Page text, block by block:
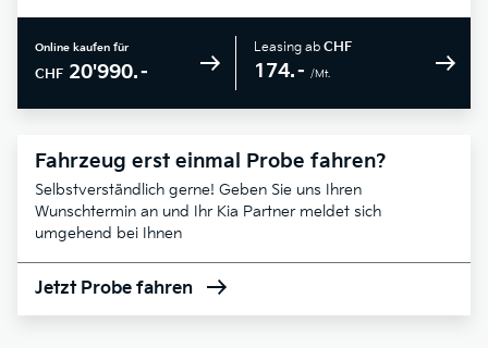
Online kaufen für
CHF 20'990.–
Leasing ab CHF
174.– /Mt.
Fahrzeug erst einmal Probe fahren?
Selbstverständlich gerne! Geben Sie uns Ihren
Wunschtermin an und Ihr Kia Partner meldet sich
umgehend bei Ihnen
Jetzt Probe fahren